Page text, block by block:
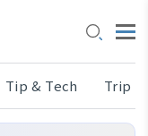
Tip & Tech Trip